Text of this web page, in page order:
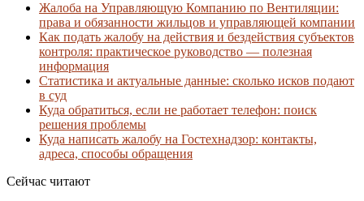
Жалоба на Управляющую Компанию по Вентиляции:
права и обязанности жильцов и управляющей компании
Как подать жалобу на действия и бездействия субъектов
контроля: практическое руководство — полезная
информация
Статистика и актуальные данные: сколько исков подают
в суд
Куда обратиться, если не работает телефон: поиск
решения проблемы
Куда написать жалобу на Гостехнадзор: контакты,
адреса, способы обращения
Сейчас читают